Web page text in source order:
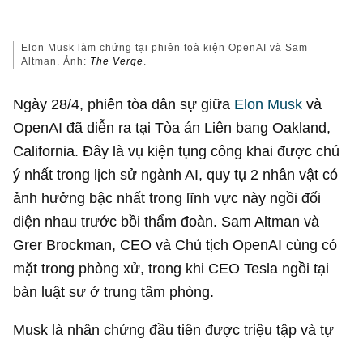
Elon Musk làm chứng tại phiên toà kiện OpenAI và Sam
Altman. Ảnh: The Verge.
Ngày 28/4, phiên tòa dân sự giữa Elon Musk và
OpenAI đã diễn ra tại Tòa án Liên bang Oakland,
California. Đây là vụ kiện tụng công khai được chú
ý nhất trong lịch sử ngành AI, quy tụ 2 nhân vật có
ảnh hưởng bậc nhất trong lĩnh vực này ngồi đối
diện nhau trước bồi thẩm đoàn. Sam Altman và
Grer Brockman, CEO và Chủ tịch OpenAI cùng có
mặt trong phòng xử, trong khi CEO Tesla ngồi tại
bàn luật sư ở trung tâm phòng.
Musk là nhân chứng đầu tiên được triệu tập và tự